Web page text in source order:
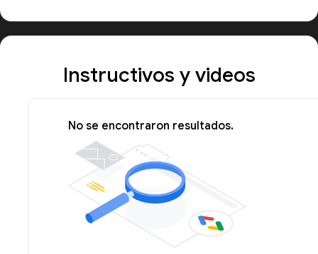
Instructivos y videos
No se encontraron resultados.